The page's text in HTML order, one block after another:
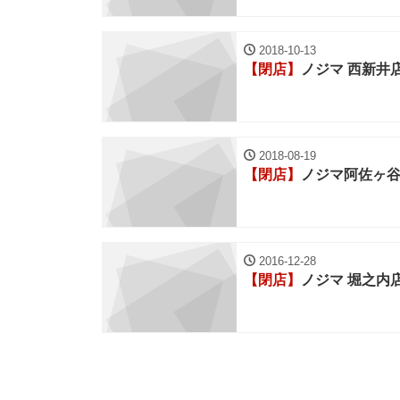
2018-10-13
【閉店】 ノジマ 西新井
2018-08-19
【閉店】 ノジマ阿佐ヶ
2016-12-28
【閉店】 ノジマ 堀之内